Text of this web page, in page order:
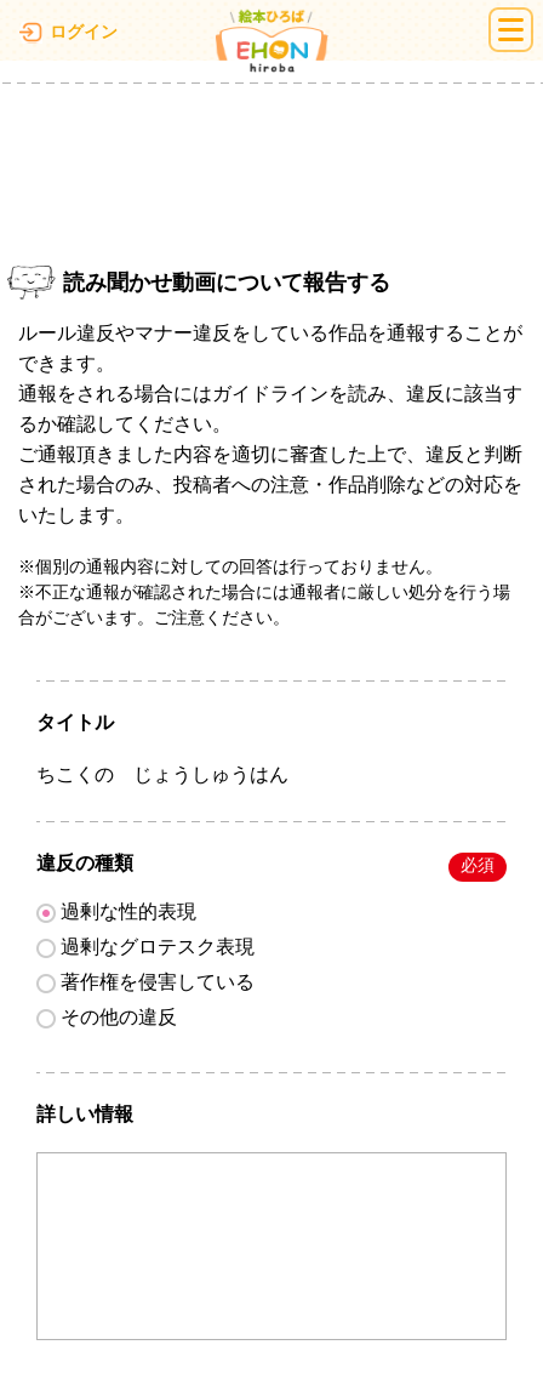
ログイン 絵本ひろば
読み聞かせ動画について報告する
ルール違反やマナー違反をしている作品を通報することが
できます。
通報をされる場合にはガイドラインを読み、違反に該当す
るか確認してください。
ご通報頂きました内容を適切に審査した上で、違反と判断
された場合のみ、投稿者への注意・作品削除などの対応を
いたします。
※個別の通報内容に対しての回答は行っておりません。
※不正な通報が確認された場合には通報者に厳しい処分を行う場
合がございます。ご注意ください。
タイトル
ちこくの じょうしゅうはん
違反の種類 必須
過剰な性的表現
過剰なグロテスク表現
著作権を侵害している
その他の違反
詳しい情報